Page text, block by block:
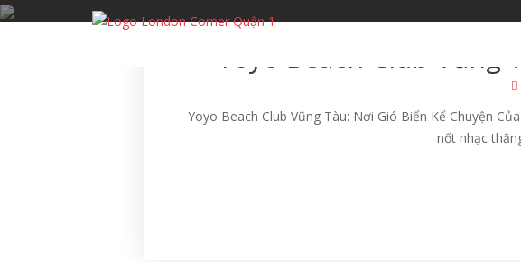
Skip
Yoyo Beach Club Vũng
Yoyo Beach Club Vũng Tàu: Nơi Gió Biển Kể Chuyện
nốt nhạc